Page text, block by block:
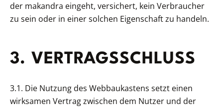
der makandra eingeht, versichert, kein Verbraucher
zu sein oder in einer solchen Eigenschaft zu handeln.
3. VERTRAGSSCHLUSS
3.1. Die Nutzung des Webbaukastens setzt einen
wirksamen Vertrag zwischen dem Nutzer und der